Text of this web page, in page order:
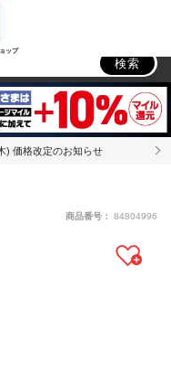
ップ
検索
) 価格改定のお知らせ
商品番号： 84804996